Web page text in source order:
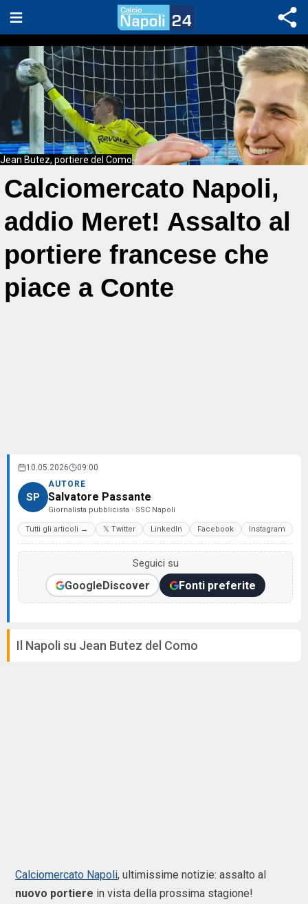
Jean Butez, portiere del Como
Calciomercato Napoli,
addio Meret! Assalto al
portiere francese che
piace a Conte
10.05.2026 09:00
SP
AUTORE
Salvatore Passante
Giornalista pubblicista · SSC Napoli
Tutti gli articoli → 𝕏 Twitter LinkedIn Facebook Instagram
Seguici su
GoogleDiscover Fonti preferite
Il Napoli su Jean Butez del Como
Calciomercato Napoli, ultimissime notizie: assalto al
nuovo portiere in vista della prossima stagione!